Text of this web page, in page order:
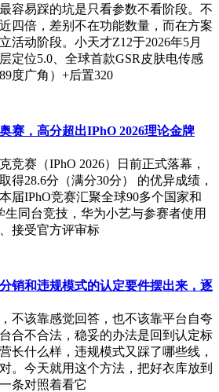
容易踩的坑是只看参数不看阶段。不
四倍，差别不在功能数量，而在方案
活动阶段。小天才Z12于2026年5月
定位5.0、全球首款GSR皮肤电传感
度广角）+后置320
赛，高分超出IPhO 2026理论金牌
竞赛（IPhO 2026）日前正式落幕，
得28.6分（满分30分） 的优异成绩，
届IPhO竞赛汇聚全球90多个国家和
生同台竞技，华为小艺与参赛者使用
接受官方评审标
销和违规模式的认定要件摆出来，逐
不该靠感觉回答，也不该靠平台自夸
合不合法，稳妥的办法是回到认定标
长什么样，违规模式又踩了哪些线，
。今天就用这个方法，把好衣库放到
条对照着看它